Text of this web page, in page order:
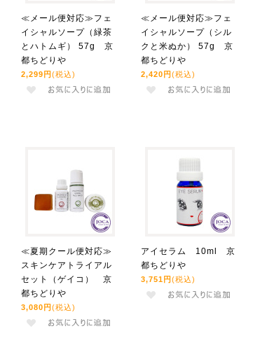
≪メール便対応≫フェ
イシャルソープ（緑茶
とハトムギ） 57g 京
都ちどりや
2,299円 (税込)
≪メール便対応≫フェ
イシャルソープ（シル
クと米ぬか） 57g 京
都ちどりや
2,420円 (税込)
≪夏期クール便対応≫
スキンケアトライアル
セット（ゲイコ） 京
都ちどりや
3,080円 (税込)
アイセラム 10ml 京
都ちどりや
3,751円 (税込)